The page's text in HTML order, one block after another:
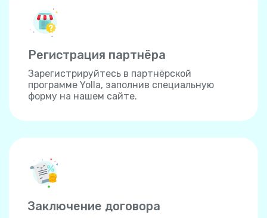
Регистрация партнёра
Зарегистрируйтесь в партнёрской
программе Yolla, заполнив специальную
форму на нашем сайте.
Заключение договора